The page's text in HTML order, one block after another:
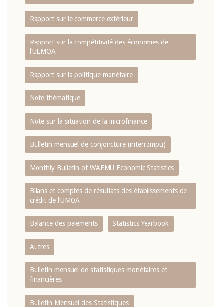
Rapport sur le commerce extérieur
Rapport sur la compétitivité des économies de
l‘UEMOA
Rapport sur la politique monétaire
Note thématique
Note sur la situation de la microfinance
Bulletin mensuel de conjoncture (interrompu)
Monthly Bulletin of WAEMU Economic Statistics
Bilans et comptes de résultats des établissements de
crédit de l‘UMOA
Balance des paiements Statistics Yearbook
Autres
Bulletin mensuel de statistiques monétaires et
financières
Bulletin Mensuel des Statistiques